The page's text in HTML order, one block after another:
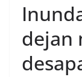
dejan